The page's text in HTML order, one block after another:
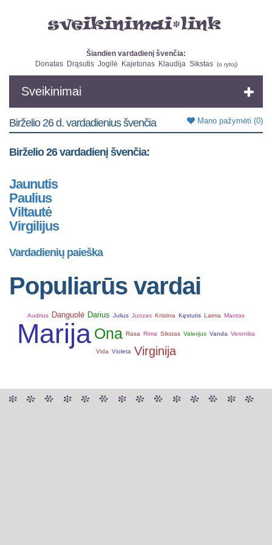
Šiandien vardadienį švenčia:
Donatas
Drąsutis Jogilė Kajetonas Klaudija Sikstas (o rytoj)
Sveikinimai
Mano pažymėti (0)
Birželio 26 d. vardadienius švenčia
Birželio 26 vardadienį švenčia:
Jaunutis
Paulius
Viltautė
Virgilijus
Vardadienių paieška
Populiarūs vardai
Audrius Danguolė Darius Julius Juozas Kristina Kęstutis Laima Mantas
Marija Ona Rasa Rima Sikstas Valerijus Vanda Veronika
Vida Violeta Virginija